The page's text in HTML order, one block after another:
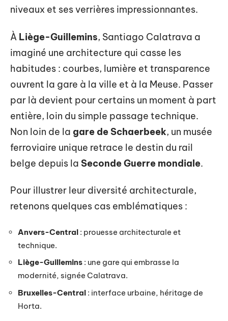
niveaux et ses verrières impressionnantes.
À Liège-Guillemins, Santiago Calatrava a
imaginé une architecture qui casse les
habitudes : courbes, lumière et transparence
ouvrent la gare à la ville et à la Meuse. Passer
par là devient pour certains un moment à part
entière, loin du simple passage technique.
Non loin de la gare de Schaerbeek, un musée
ferroviaire unique retrace le destin du rail
belge depuis la Seconde Guerre mondiale.
Pour illustrer leur diversité architecturale,
retenons quelques cas emblématiques :
Anvers-Central : prouesse architecturale et
technique.
Liège-Guillemins : une gare qui embrasse la
modernité, signée Calatrava.
Bruxelles-Central : interface urbaine, héritage de
Horta.